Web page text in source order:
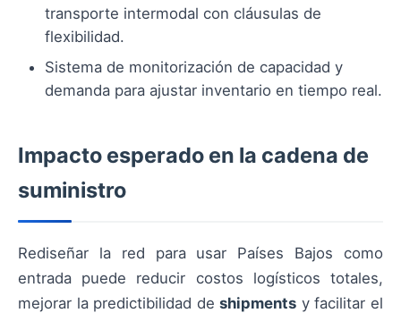
transporte intermodal con cláusulas de
flexibilidad.
Sistema de monitorización de capacidad y
demanda para ajustar inventario en tiempo real.
Impacto esperado en la cadena de
suministro
Rediseñar la red para usar Países Bajos como
entrada puede reducir costos logísticos totales,
mejorar la predictibilidad deshipments y facilitar el